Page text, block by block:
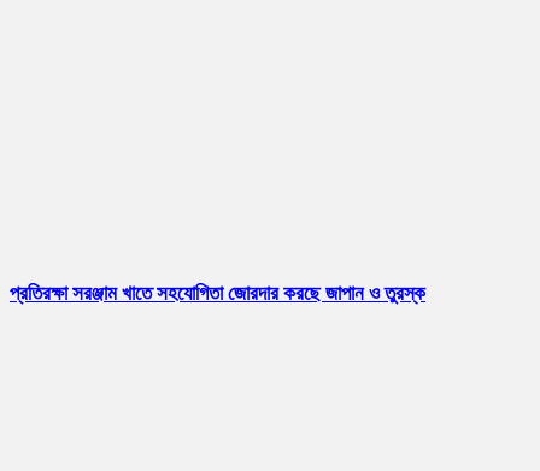
প্রতিরক্ষা সরঞ্জাম খাতে সহযোগিতা জোরদার করছে জাপান ও তুরস্ক